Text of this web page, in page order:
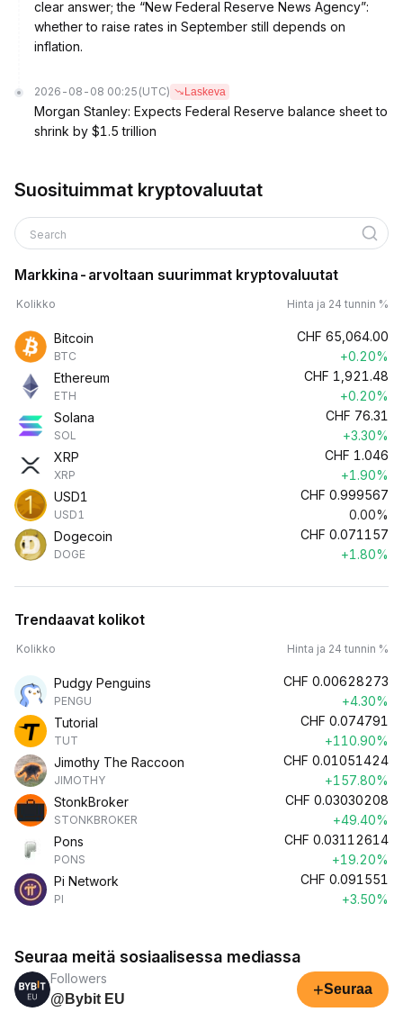
clear answer; the “New Federal Reserve News Agency”:
whether to raise rates in September still depends on
inflation.
2026-08-08 00:25 (UTC) Laskeva
Morgan Stanley: Expects Federal Reserve balance sheet to
shrink by $1.5 trillion
Suosituimmat kryptovaluutat
Search
Markkina-arvoltaan suurimmat kryptovaluutat
Kolikko Hinta ja 24 tunnin %
Bitcoin
BTC
CHF 65,064.00
+0.20%
Ethereum
ETH
CHF 1,921.48
+0.20%
Solana
SOL
CHF 76.31
+3.30%
XRP
XRP
CHF 1.046
+1.90%
USD1
USD1
CHF 0.999567
0.00%
Dogecoin
DOGE
CHF 0.071157
+1.80%
Trendaavat kolikot
Kolikko Hinta ja 24 tunnin %
Pudgy Penguins
PENGU
CHF 0.00628273
+4.30%
Tutorial
TUT
CHF 0.074791
+110.90%
Jimothy The Raccoon
JIMOTHY
CHF 0.01051424
+157.80%
StonkBroker
STONKBROKER
CHF 0.03030208
+49.40%
Pons
PONS
CHF 0.03112614
+19.20%
Pi Network
PI
CHF 0.091551
+3.50%
Seuraa meitä sosiaalisessa mediassa
Followers
@Bybit EU
+Seuraa